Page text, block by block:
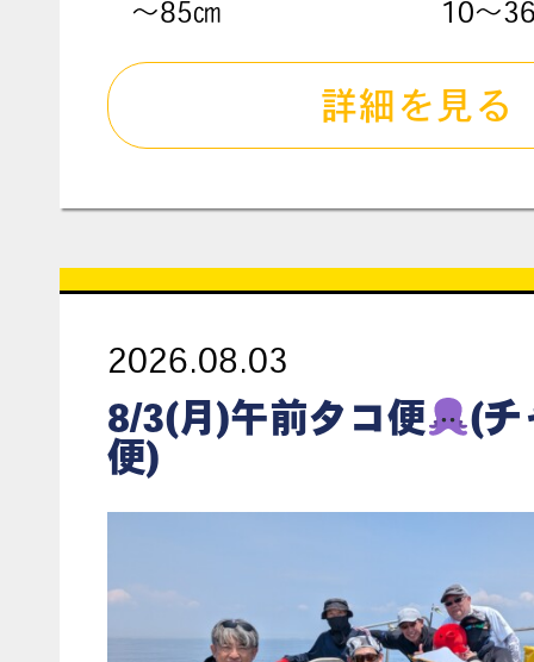
〜85㎝ 10～
詳細を見る
2026.08.03
8/3(月)午前タコ便
(チ
便)